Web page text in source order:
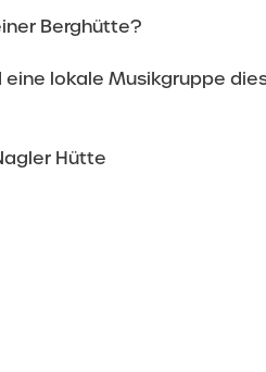
Berghütte?
lokale Musikgruppe
Hütte